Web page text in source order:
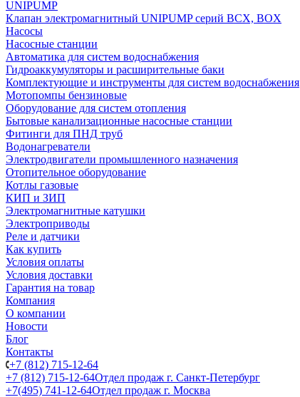
UNIPUMP
Клапан электромагнитный UNIPUMP серий BCX, BOX
Насосы
Насосные станции
Автоматика для систем водоснабжения
Гидроаккумуляторы и расширительные баки
Комплектующие и инструменты для систем водоснабжения
Мотопомпы бензиновые
Оборудование для систем отопления
Бытовые канализационные насосные станции
Фитинги для ПНД труб
Водонагреватели
Электродвигатели промышленного назначения
Отопительное оборудование
Котлы газовые
КИП и ЗИП
Электромагнитные катушки
Электроприводы
Реле и датчики
Как купить
Условия оплаты
Условия доставки
Гарантия на товар
Компания
О компании
Новости
Блог
Контакты
+7 (812) 715-12-64
+7 (812) 715-12-64Отдел продаж г. Санкт-Петербург
+7(495) 741-12-64Отдел продаж г. Москва